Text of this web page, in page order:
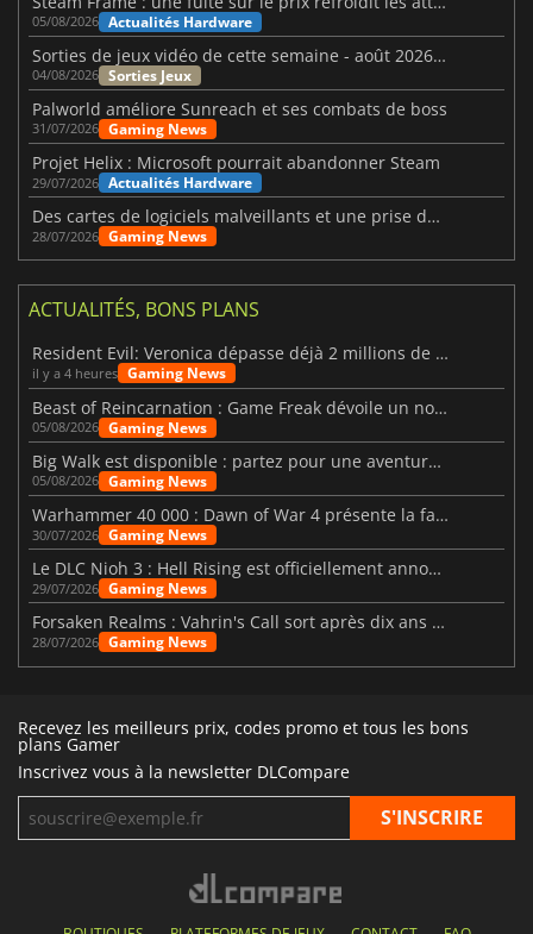
05/08/2026 Actualités Hardware
Sorties de jeux vidéo de cette semaine - août 2026 (semaine 32)
04/08/2026 Sorties Jeux
Palworld améliore Sunreach et ses combats de boss
31/07/2026 Gaming News
Projet Helix : Microsoft pourrait abandonner Steam
29/07/2026 Actualités Hardware
Des cartes de logiciels malveillants et une prise de contrôle de Discord ont touché Meccha Chameleon
28/07/2026 Gaming News
ACTUALITÉS, BONS PLANS
Resident Evil: Veronica dépasse déjà 2 millions de wishlists
il y a 4 heures Gaming News
Beast of Reincarnation : Game Freak dévoile un nouveau pari
05/08/2026 Gaming News
Big Walk est disponible : partez pour une aventure entre amis
05/08/2026 Gaming News
Warhammer 40 000 : Dawn of War 4 présente la faction des Nécrons
30/07/2026 Gaming News
Le DLC Nioh 3 : Hell Rising est officiellement annoncé
29/07/2026 Gaming News
Forsaken Realms : Vahrin's Call sort après dix ans de développement
28/07/2026 Gaming News
Recevez les meilleurs prix, codes promo et tous les bons
plans Gamer
Inscrivez vous à la newsletter DLCompare